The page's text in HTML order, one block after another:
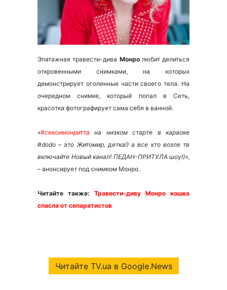
Эпатажная травести-дива Монролюбит делиться
откровенными снимками, на которых
демонстрирует оголенные части своего тела. На
очередном снимке, который попал в Сеть,
красотка фотографирует сама себя в ванной.
«#сексимонритта на низком старте в караоке
#dodo – это Житомир, детка!) а все кто возле тв
включайте Новый канал! ПЕДАН-ПРИТУЛА шоу!)»,
– анонсирует под снимком Монро.
Читайте также: Травести-диву Монро кошка
спасла от сепаратистов
Читайте TV.ua в Google.News